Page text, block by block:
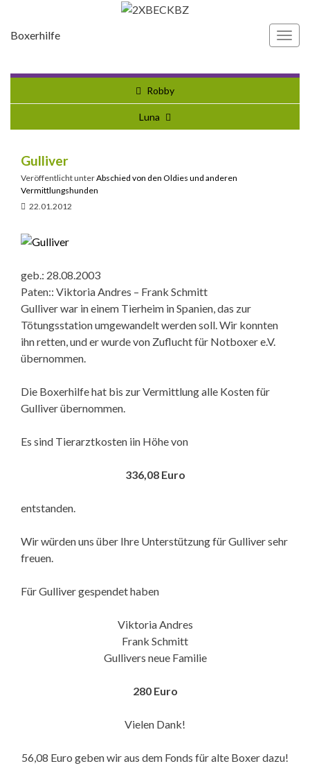
Boxerhilfe
Robby
Luna
Gulliver
Veröffentlicht unterAbschied von den Oldies und anderen
Vermittlungshunden
22.01.2012
geb.: 28.08.2003
Paten:: Viktoria Andres – Frank Schmitt
Gulliver war in einem Tierheim in Spanien, das zur
Tötungsstation umgewandelt werden soll. Wir konnten
ihn retten, und er wurde von Zuflucht für Notboxer e.V.
übernommen.
Die Boxerhilfe hat bis zur Vermittlung alle Kosten für
Gulliver übernommen.
Es sind Tierarztkosten iin Höhe von
336,08 Euro
entstanden.
Wir würden uns über Ihre Unterstützung für Gulliver sehr
freuen.
Für Gulliver gespendet haben
Viktoria Andres
Frank Schmitt
Gullivers neue Familie
280 Euro
Vielen Dank!
56,08 Euro geben wir aus dem Fonds für alte Boxer dazu!